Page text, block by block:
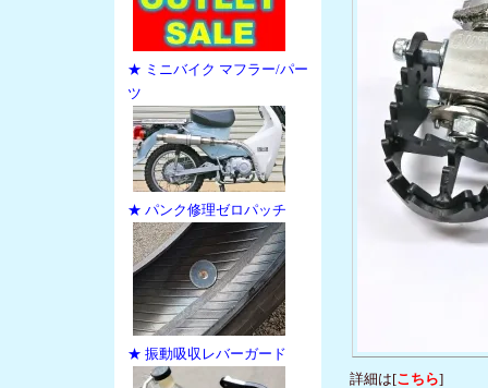
★ ミニバイク マフラー/パー
ツ
★ パンク修理ゼロパッチ
★ 振動吸収レバーガード
詳細は[こちら]